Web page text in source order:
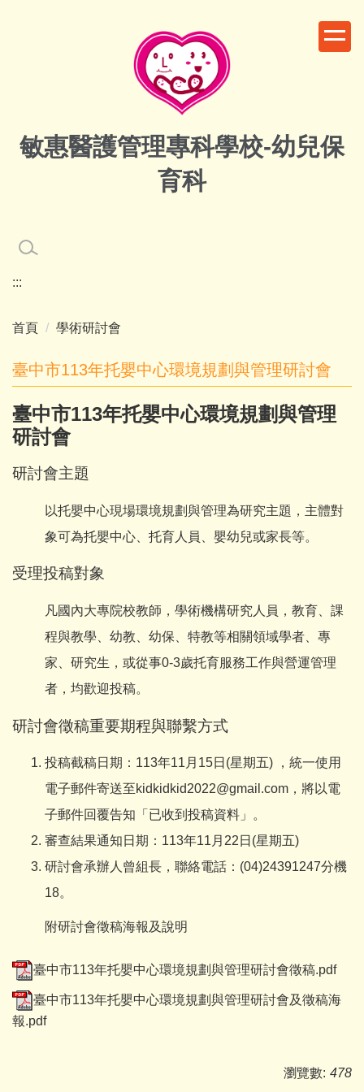
敏惠醫護管理專科學校-幼兒保
育科
:::
首頁 學術研討會
臺中市113年托嬰中心環境規劃與管理研討會
臺中市113年托嬰中心環境規劃與管理
研討會
研討會主題
以托嬰中心現場環境規劃與管理為研究主題，主體對
象可為托嬰中心、托育人員、嬰幼兒或家長等。
受理投稿對象
凡國內大專院校教師，學術機構研究人員，教育、課
程與教學、幼教、幼保、特教等相關領域學者、專
家、研究生，或從事0-3歲托育服務工作與營運管理
者，均歡迎投稿。
研討會徵稿重要期程與聯繫方式
投稿截稿日期：113年11月15日(星期五) ，統一使用
電子郵件寄送至kidkidkid2022@gmail.com，將以電
子郵件回覆告知「已收到投稿資料」。
審查結果通知日期：113年11月22日(星期五)
研討會承辦人曾組長，聯絡電話：(04)24391247分機
18。
附研討會徵稿海報及說明
臺中市113年托嬰中心環境規劃與管理研討會徵稿.pdf
臺中市113年托嬰中心環境規劃與管理研討會及徵稿海
報.pdf
瀏覽數: 478